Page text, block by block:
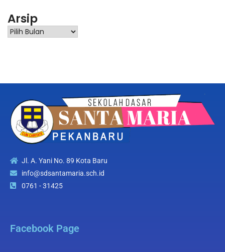
Arsip
Jl. A. Yani No. 89 Kota Baru
info@sdsantamaria.sch.id
0761 - 31425
Facebook Page